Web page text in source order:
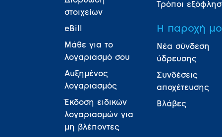
στοιχείων
eBill
Μάθε για το
λογαριασμό σου
Αυξημένος
λογαριασμός
Έκδοση ειδικών
λογαριασμών για
μη βλέποντες
Τρόποι
Η παροχή
Νέα σύνδεση
ύδρευσης
Συνδέσεις
αποχέτευσης
Βλάβες